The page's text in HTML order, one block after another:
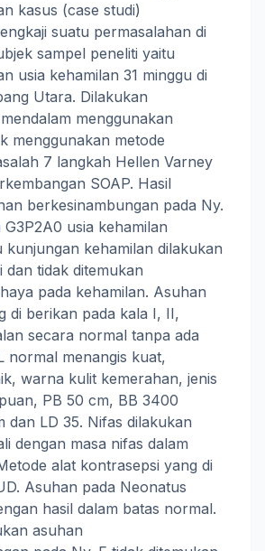
kasus (case studi)
suatu permasalahan di
sampel peneliti yaitu
usia kehamilan 31 minggu di
Utara. Dilakukan
menggunakan
menggunakan metode
7 langkah Hellen Varney
SOAP. Hasil
berkesinambungan pada Ny.
G3P2A0 usia kehamilan
kunjungan kehamilan dilakukan
dan tidak ditemukan
pada kehamilan. Asuhan
di berikan pada kala I, II,
secara normal tanpa ada
normal menangis kuat,
warna kulit kemerahan, jenis
PB 50 cm, BB 3400
dan LD 35. Nifas dilakukan
dengan masa nifas dalam
alat kontrasepsi yang di
Asuhan pada Neonatus
hasil dalam batas normal.
asuhan